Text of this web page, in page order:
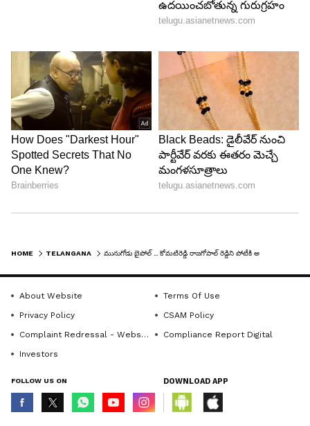
HOME TELANGANA
About Website
Terms Of Use
Privacy Policy
CSAM Policy
Complaint Redressal - Website
Compliance Report Digital
Investors
FOLLOW US ON DOWNLOAD APP